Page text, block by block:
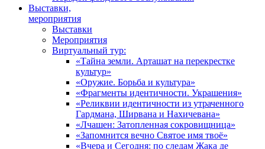
Выставки,
мероприятия
Выставки
Мероприятия
Виртуальный тур:
«Тайна земли. Арташат на перекрестке
культур»
«Оружие. Борьба и культура»
«Фрагменты идентичности. Украшения»
«Реликвии идентичности из утраченного
Гардмана, Ширвана и Нахичевана»
«Лчашен: Затопленная сокровищница»
«Запомнится вечно Святое имя твоё»
«Вчера и Сегодня: по следам Жака де